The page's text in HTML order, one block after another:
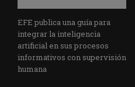
EFE publica una guía para
integrar la inteligencia
artificial en sus procesos
informativos con supervisión
humana